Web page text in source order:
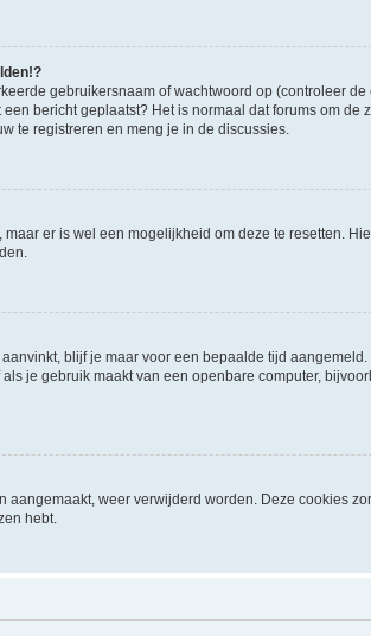
gebruikersnaam of wachtwoord op (controleer
bericht geplaatst? Het is normaal dat forums om
te registreren en meng je in de discussies.
er is wel een mogelijkheid om deze te resetten.
blijf je maar voor een bepaalde tijd
je gebruik maakt van een openbare computer,
aangemaakt, weer verwijderd worden. Deze cookies
hebt.